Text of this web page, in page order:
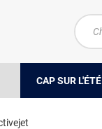
CAP SUR L'ÉTÉ